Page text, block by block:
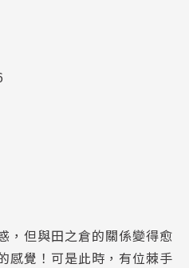
，但與田之倉的關係變得愈
感覺！可是此時，有位棘手